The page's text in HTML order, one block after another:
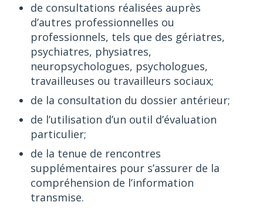
de consultations réalisées auprès
d’autres professionnelles ou
professionnels, tels que des gériatres,
psychiatres, physiatres,
neuropsychologues, psychologues,
travailleuses ou travailleurs sociaux;
de la consultation du dossier antérieur;
de l’utilisation d’un outil d’évaluation
particulier;
de la tenue de rencontres
supplémentaires pour s’assurer de la
compréhension de l’information
transmise.